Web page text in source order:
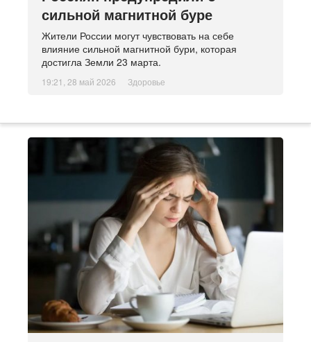
сильной магнитной буре
Жители России могут чувствовать на себе
влияние сильной магнитной бури, которая
достигла Земли 23 марта.
19:21, 28 май 2026 Здоровье